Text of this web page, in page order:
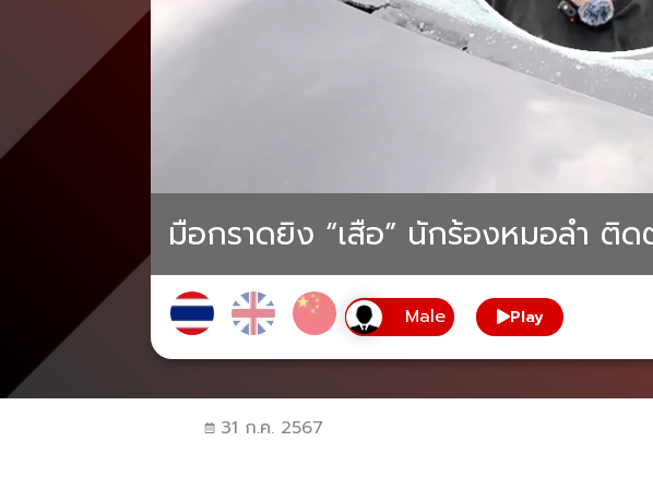
มือกราดยิง “เสือ” นักร้องหมอลำ ติ
Play
31 ก.ค. 2567